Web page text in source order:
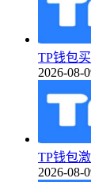
TP钱包
2026-08-
TP钱包
2026-08-